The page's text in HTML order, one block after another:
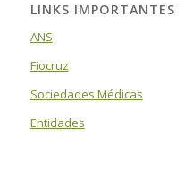
LINKS IMPORTANTES
ANS
Fiocruz
Sociedades Médicas
Entidades